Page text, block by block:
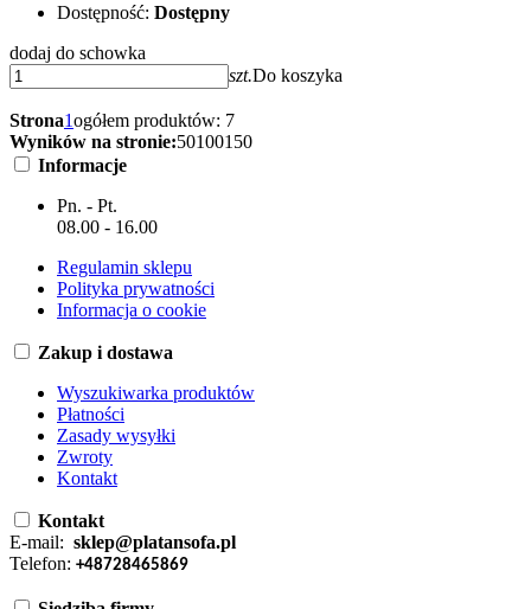
Dostępność: Dostępny
dodaj do schowka
szt.Do koszyka
Strona1ogółem produktów: 7
Wyników na stronie:50100150
Informacje
Pn. - Pt.
08.00 - 16.00
Regulamin sklepu
Polityka prywatności
Informacja o cookie
Zakup i dostawa
Wyszukiwarka produktów
Płatności
Zasady wysyłki
Zwroty
Kontakt
Kontakt
E-mail: sklep@platansofa.pl
Telefon: +48728465869